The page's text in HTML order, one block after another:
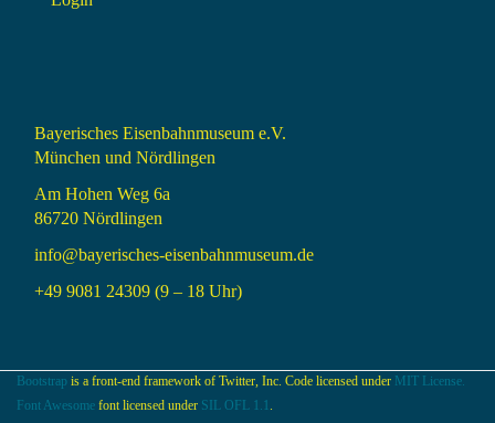
Bayerisches Eisenbahnmuseum e.V.
München und Nördlingen
Am Hohen Weg 6a
86720 Nördlingen
info@bayerisches-eisenbahnmuseum.de
+49 9081 24309 (9 – 18 Uhr)
Bootstrap is a front-end framework of Twitter, Inc. Code licensed under MIT License.
Font Awesome font licensed under SIL OFL 1.1 .